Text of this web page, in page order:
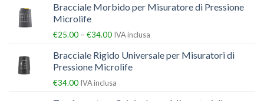
Bracciale Morbido per Misuratore di Pressione
Microlife
€25.00 – €34.00 IVA inclusa
Bracciale Rigido Universale per Misuratori di
Pressione Microlife
€34.00 IVA inclusa